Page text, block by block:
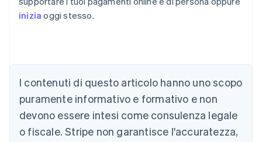
inizia oggi stesso.
I contenuti di questo articolo hanno uno scopo
puramente informativo e formativo e non
devono essere intesi come consulenza legale
o fiscale. Stripe non garantisce l'accuratezza,
English
Austria
Deutsch English
Belgio
NederlandsFrançaisDeutschEnglish
PortuguêsEnglish